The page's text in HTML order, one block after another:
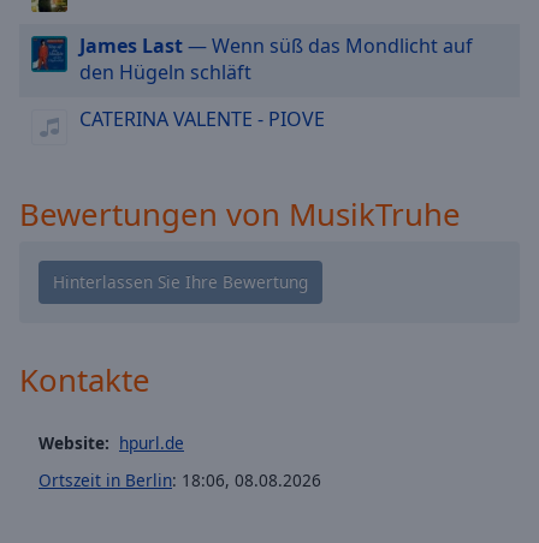
and
window.
Color
Opacity
Background
Opacity
James Last— Wenn süß das Mondlicht auf
den Hügeln schläft
CATERINA VALENTE - PIOVE
Bewertungen von MusikTruhe
Kontakte
Website: hpurl.de
Ortszeit in Berlin: 18:06, 08.08.2026